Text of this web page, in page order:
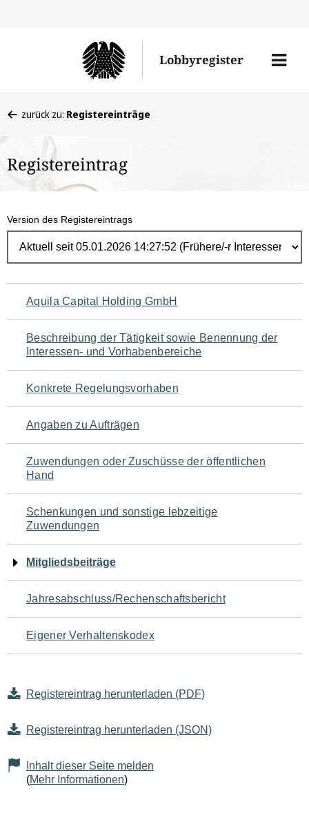
Lobbyregister
Menü
befinden
hier:
zurück zu: Registereinträge
Registereintrag
Version des Registereintrags
Navigation
für
den
Seiteninhalt
Aquila Capital Holding GmbH
Beschreibung der Tätigkeit sowie Benennung der
Interessen- und Vorhabenbereiche
Konkrete Regelungsvorhaben
Angaben zu Aufträgen
Zuwendungen oder Zuschüsse der öffentlichen
Hand
Schenkungen und sonstige lebzeitige
Zuwendungen
Mitgliedsbeiträge
Jahresabschluss/Rechenschaftsbericht
Eigener Verhaltenskodex
Registereintrag herunterladen (PDF)
Registereintrag herunterladen (JSON)
Inhalt dieser Seite melden
(Mehr Informationen)